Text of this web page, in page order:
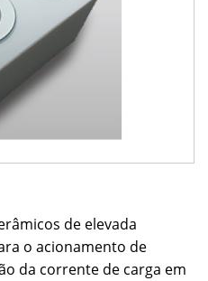
de elevada
o acionamento de
da corrente de carga em